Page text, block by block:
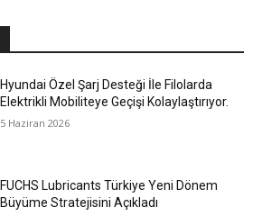
Hyundai Özel Şarj Desteği İle Filolarda
Elektrikli Mobiliteye Geçişi Kolaylaştırıyor.
5 Haziran 2026
FUCHS Lubricants Türkiye Yeni Dönem
Büyüme Stratejisini Açıkladı